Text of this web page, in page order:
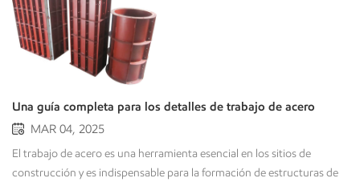
Una guía completa para los detalles de trabajo de acero
MAR 04, 2025
El trabajo de acero es una herramienta esencial en los sitios de
construcción y es indispensable para la formación de estructuras de